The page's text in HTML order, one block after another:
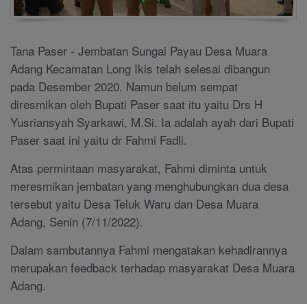
Tana Paser - Jembatan Sungai Payau Desa Muara
Adang Kecamatan Long Ikis telah selesai dibangun
pada Desember 2020. Namun belum sempat
diresmikan oleh Bupati Paser saat itu yaitu Drs H
Yusriansyah Syarkawi, M.Si. Ia adalah ayah dari Bupati
Paser saat ini yaitu dr Fahmi Fadli.
Atas permintaan masyarakat, Fahmi diminta untuk
meresmikan jembatan yang menghubungkan dua desa
tersebut yaitu Desa Teluk Waru dan Desa Muara
Adang, Senin (7/11/2022).
Dalam sambutannya Fahmi mengatakan kehadirannya
merupakan feedback terhadap masyarakat Desa Muara
Adang.